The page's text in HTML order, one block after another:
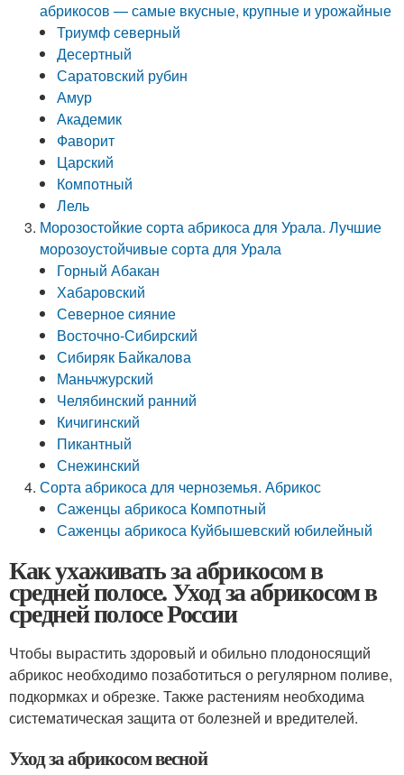
абрикосов — самые вкусные, крупные и урожайные
Триумф северный
Десертный
Саратовский рубин
Амур
Академик
Фаворит
Царский
Компотный
Лель
Морозостойкие сорта абрикоса для Урала. Лучшие
морозоустойчивые сорта для Урала
Горный Абакан
Хабаровский
Северное сияние
Восточно-Сибирский
Сибиряк Байкалова
Маньчжурский
Челябинский ранний
Кичигинский
Пикантный
Снежинский
Сорта абрикоса для черноземья. Абрикос
Саженцы абрикоса Компотный
Саженцы абрикоса Куйбышевский юбилейный
Как ухаживать за абрикосом в
средней полосе. Уход за абрикосом в
средней полосе России
Чтобы вырастить здоровый и обильно плодоносящий
абрикос необходимо позаботиться о регулярном поливе,
подкормках и обрезке. Также растениям необходима
систематическая защита от болезней и вредителей.
Уход за абрикосом весной